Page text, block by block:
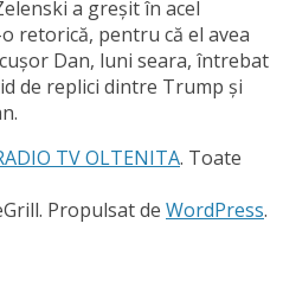
a greşit în acel
retorică, pentru că el avea
Dan, luni seara, întrebat
de replici dintre Trump şi
TV OLTENITA. Toate
Propulsat de WordPress.